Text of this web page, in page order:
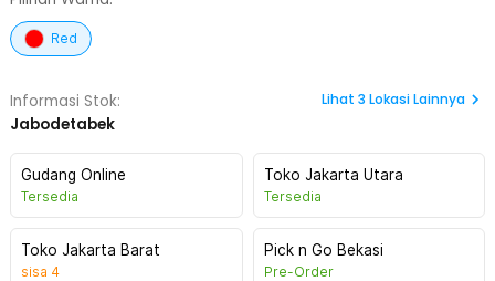
Red
Informasi Stok:
Jabodetabek
Lihat 3 Lokasi Lainnya
Gudang Online
Tersedia
Toko Jakarta Utara
Tersedia
Toko Jakarta Barat
sisa 4
Pick n Go Bekasi
Pre-Order